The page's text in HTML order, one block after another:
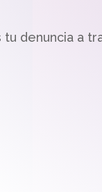
tu denuncia a